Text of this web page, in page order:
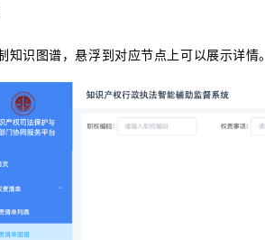
知识图谱，悬浮到对应节点上可以展示详情。